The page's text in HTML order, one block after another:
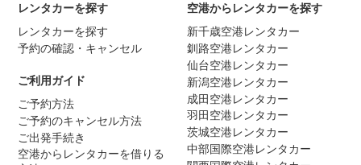
レンタカーを探す
レンタカーを探す
予約の確認・キャンセル
ご利用ガイド
ご予約方法
ご予約のキャンセル方法
ご出発手続き
空港からレンタカーを借りる
空港からレンタカーを探す
新千歳空港レンタカー
釧路空港レンタカー
仙台空港レンタカー
新潟空港レンタカー
成田空港レンタカー
羽田空港レンタカー
茨城空港レンタカー
中部国際空港レンタカー